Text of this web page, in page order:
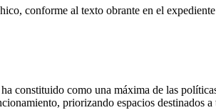
conforme al texto obrante en el
constituido como una máxima de las
priorizando espacios destinados